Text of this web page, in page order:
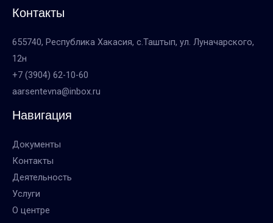
Контакты
655740, Республика Хакасия, с.Таштып, ул. Луначарского,
12н
+7 (3904) 62-10-60
aarsentevna@inbox.ru
Навигация
Документы
Контакты
Деятельность
Услуги
О центре